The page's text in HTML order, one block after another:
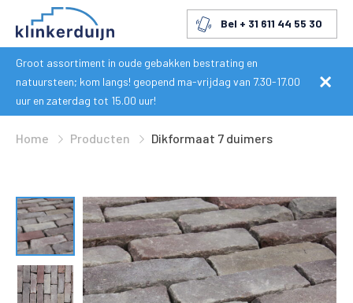
Bel + 31 611 44 55 30
Groot assortiment in oude gebakken bestrating en
natuursteen; kom langs! geopend ma-vrijdag van 7.30-17.00
uur en zaterdag tot 15.00 uur!
Home Producten Dikformaat 7 duimers